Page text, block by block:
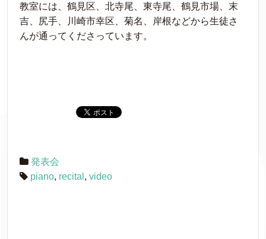
教室には、鶴見区、北寺尾、東寺尾、鶴見市場、末
吉、尻手、川崎市幸区、菊名、岸根などから生徒さ
んが通ってくださっています。
発表会
piano, recital , video